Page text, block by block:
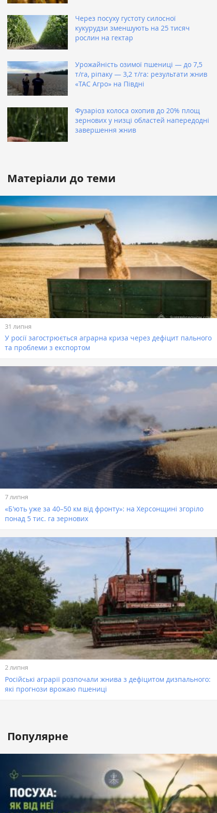
Через посуху густоту силосної
кукурудзи зменшують на 25 тисяч
рослин на гектар
Урожайність озимої пшениці — до 7,5
т/га, ріпаку — 3,2 т/га: результати жнив
«ТАС Агро» на Півдні
Фузаріоз колоса охопив до 20% площ
зернових у низці областей напередодні
завершення жнив
Матеріали до теми
31 липня
У росії загострюється аграрна криза через дефіцит пального
та проблеми з експортом
7 липня
«Б'ють уже за 40–50 км від фронту»: на Херсонщині згоріло
понад 5 тис. га зернових
2 липня
Російські аграрії розпочали жнива з дефіцитом дизпального:
які прогнози врожаю пшениці
Популярне